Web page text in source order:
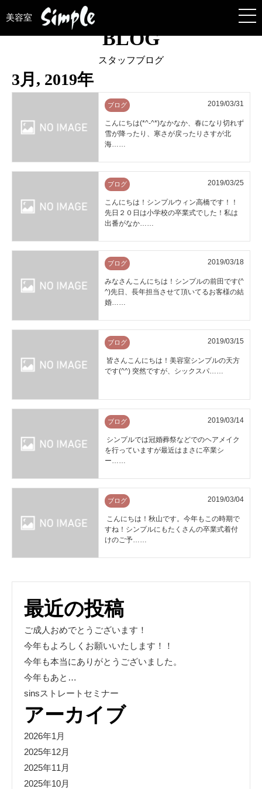
美容室
BLOG
スタッフブログ
3月, 2019年
ブログ 2019/03/31
こんにちは(*^-^*)なかなか、春になり切れず
雪が降ったり、寒さが戻ったりさすが北
海……
ブログ 2019/03/25
こんにちは！シンプルウィン高橋です！！
先日２０日は小学校の卒業式でした！私は
出番がなか……
ブログ 2019/03/18
みなさんこんにちは！シンプルの前田です(^
^)先日、長年担当させて頂いてるお客様の結
婚……
ブログ 2019/03/15
皆さんこんにちは！美容室シンプルの天方
です(^^) 突然ですが、シックスパ……
ブログ 2019/03/14
シンプルでは冠婚葬祭などでのヘアメイク
を行っていますが最近はまさに卒業シ
ー……
ブログ 2019/03/04
こんにちは！秋山です。今年もこの時期で
すね！シンプルにもたくさんの卒業式着付
けのご予……
最近の投稿
ご成人おめでとうございます！
今年もよろしくお願いいたします！！
今年も本当にありがとうございました。
今年もあと…
sinsストレートセミナー
アーカイブ
2026年1月
2025年12月
2025年11月
2025年10月